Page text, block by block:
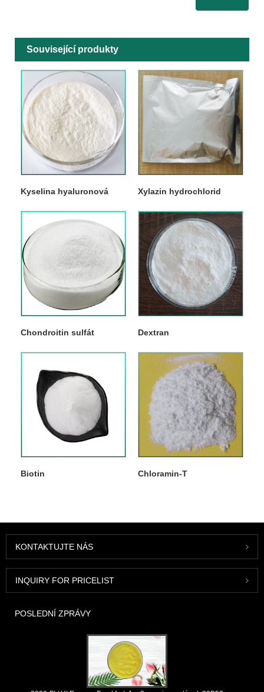
Související produkty
Kyselina hyaluronová Xylazin hydrochlorid
Chondroitin sulfát Dextran
Biotin Chloramin-T
KONTAKTUJTE NÁS
INQUIRY FOR PRICELIST
POSLEDNÍ ZPRÁVY